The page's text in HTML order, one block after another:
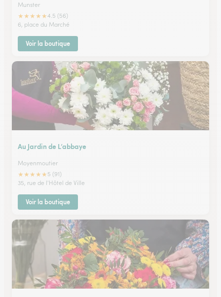
Munster
★★★★★4.5 (56)
6, place du Marché
Voir la boutique
Au Jardin de L’abbaye
Moyenmoutier
★★★★★ 5 (91)
35, rue de l'Hôtel de Ville
Voir la boutique